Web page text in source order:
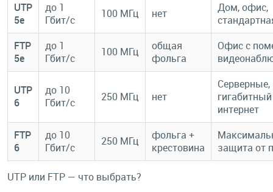
UTP
5e
до 1
Гбит/с
100 МГц нет
Дом, офис,
FTP
5e
до 1
Гбит/с
100 МГц
общая
фольга
Офис с
UTP
6
до 10
Гбит/с
250 МГц нет
Серверные,
гигабитный
интернет
FTP
6
до 10
Гбит/с
250 МГц
фольга +
крестовина
защита от
UTP или FTP — что выбрать?